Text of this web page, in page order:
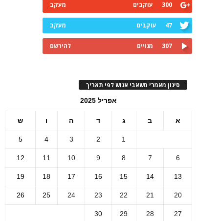
300 עוקבים מעקב
47 עוקבים מעקב
307 מנויים להירשם
סינון מאמרי משאבי אנוש לפי תאריך
אפריל 2025
א ב ג ד ה ו ש
1
2
3
4
5
6
7
8
9
10
11
12
13
14
15
16
17
18
19
20
21
22
23
24
25
26
27
28
29
30